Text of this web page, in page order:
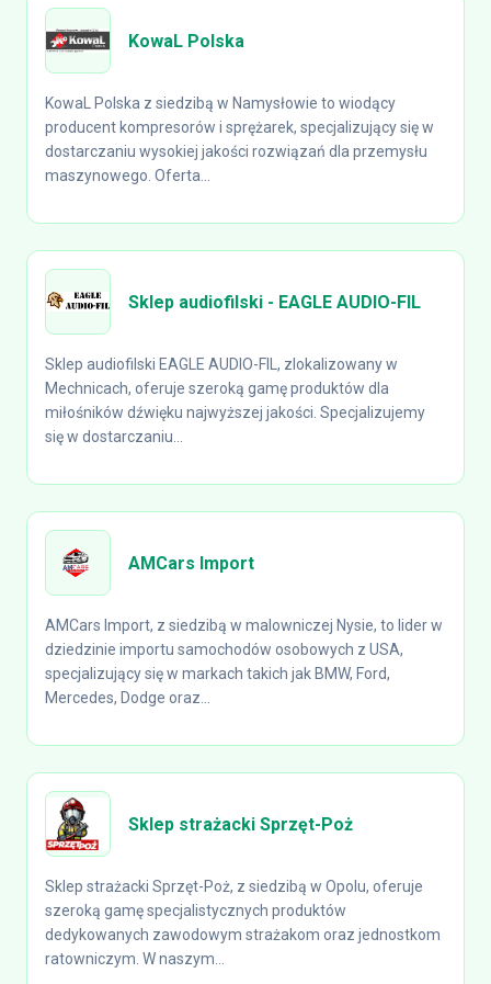
KowaL Polska
KowaL Polska z siedzibą w Namysłowie to wiodący
producent kompresorów i sprężarek, specjalizujący się w
dostarczaniu wysokiej jakości rozwiązań dla przemysłu
maszynowego. Oferta...
Sklep audiofilski - EAGLE AUDIO-FIL
Sklep audiofilski EAGLE AUDIO-FIL, zlokalizowany w
Mechnicach, oferuje szeroką gamę produktów dla
miłośników dźwięku najwyższej jakości. Specjalizujemy
się w dostarczaniu...
AMCars Import
AMCars Import, z siedzibą w malowniczej Nysie, to lider w
dziedzinie importu samochodów osobowych z USA,
specjalizujący się w markach takich jak BMW, Ford,
Mercedes, Dodge oraz...
Sklep strażacki Sprzęt-Poż
Sklep strażacki Sprzęt-Poż, z siedzibą w Opolu, oferuje
szeroką gamę specjalistycznych produktów
dedykowanych zawodowym strażakom oraz jednostkom
ratowniczym. W naszym...